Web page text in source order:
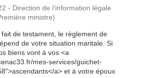
- Direction de l'information légale
ministre)
de testament, le règlement de
de votre situation maritale. Si
biens vont à vos <a
mes-services/guichet-
a> et à votre époux